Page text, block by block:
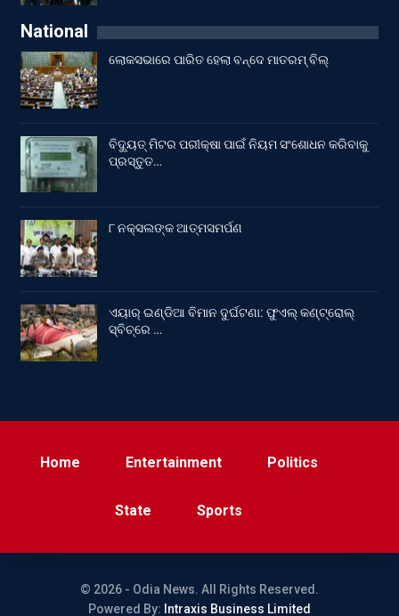
National
ଲୋକସଭାରେ ପାରିତ ହେଲା ବନ୍ଦେ ମାତରମ୍‌ ବିଲ୍‌
ବିଦ୍ୟୁତ୍ ମିଟର ପରୀକ୍ଷା ପାଇଁ ନିୟମ ସଂଶୋଧନ କରିବାକୁ
ପ୍ରସ୍ତୁତ…
୮ ନକ୍ସଲଙ୍କ ଆତ୍ମସମର୍ପଣ
ଏୟାର୍ ଇଣ୍ଡିଆ ବିମାନ ଦୁର୍ଘଟଣା: ଫୁଏଲ୍‌ କଣ୍ଟ୍ରୋଲ୍‌
ସ୍ବିଚ୍‌ରେ …
Home Entertainment Politics
State Sports
© 2026 - Odia News. All Rights Reserved.
Powered By: Intraxis Business Limited